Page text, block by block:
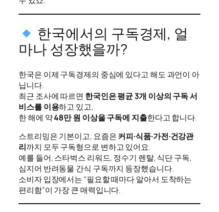
한국에서의 구독경제, 얼
마나 성장했을까?
한국은 이제 구독경제의 중심에 있다고 해도 과언이 아
닙니다.
최근 조사에 따르면 한국인은 평균 3개 이상의 구독 서
비스를 이용하고 있고,
한 해에 약48만 원 이상을 구독에 지출한다고 합니다.
스트리밍은 기본이고, 요즘은커피·식품·가전·건강관
리까지 모두 구독형으로 변하고 있어요.
예를 들어, 스타벅스 리워드, 정수기 렌탈, 식단 구독,
심지어 반려동물 간식 구독까지 등장했습니다.
소비자 입장에서는 “필요할 때마다 알아서 도착하는
편리함”이 가장 큰 매력입니다.